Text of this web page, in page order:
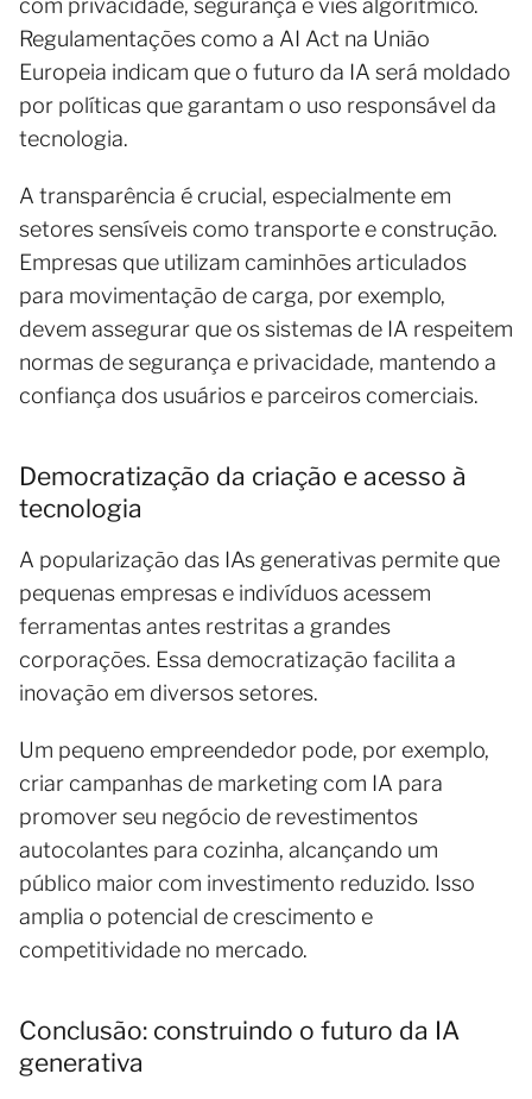
Regulamentações como a AI Act na União
Europeia indicam que o futuro da IA será moldado
por políticas que garantam o uso responsável da
tecnologia.
A transparência é crucial, especialmente em
setores sensíveis como transporte e construção.
Empresas que utilizam caminhões articulados
para movimentação de carga, por exemplo,
devem assegurar que os sistemas de IA respeitem
normas de segurança e privacidade, mantendo a
confiança dos usuários e parceiros comerciais.
Democratização da criação e acesso à
tecnologia
A popularização das IAs generativas permite que
pequenas empresas e indivíduos acessem
ferramentas antes restritas a grandes
corporações. Essa democratização facilita a
inovação em diversos setores.
Um pequeno empreendedor pode, por exemplo,
criar campanhas de marketing com IA para
promover seu negócio de revestimentos
autocolantes para cozinha, alcançando um
público maior com investimento reduzido. Isso
amplia o potencial de crescimento e
competitividade no mercado.
Conclusão: construindo o futuro da IA
generativa